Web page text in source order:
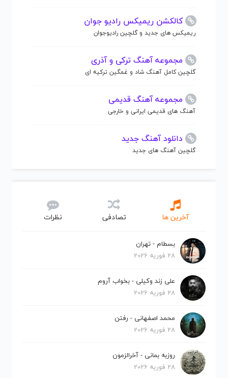
کالکشن ریمیکس رادیو جوان
ریمیکس های جدید و گلچین رادیوجوان
مجموعه آهنگ ترکی و آذری
گلچین کامل آهنگ شاد و غمگین ترکیه ای
مجموعه آهنگ قدیمی
آهنگ های قدیمی ایرانی و خارجی
دانلود آهنگ جدید
گلچین آهنگ های جدید
آخرین ها تصادفی نظرات
بسطام - تهران
28 فوریه 2026
علی زند وکیلی - بخواب آروم
28 فوریه 2026
محمد اصفهانی - رفتن
28 فوریه 2026
روزبه بمانی - آخرالزمون
28 فوریه 2026